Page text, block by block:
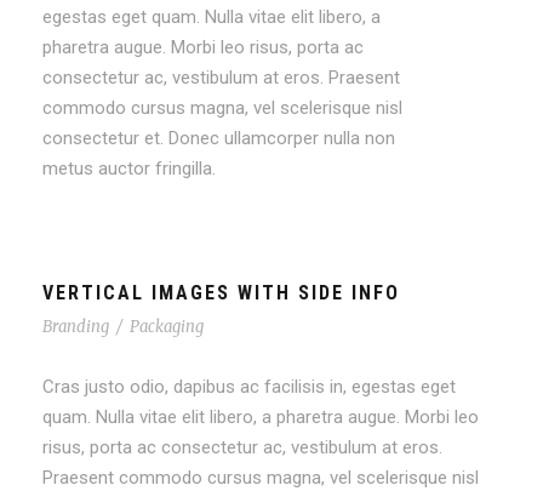
egestas eget quam. Nulla vitae elit libero, a
pharetra augue. Morbi leo risus, porta ac
consectetur ac, vestibulum at eros. Praesent
commodo cursus magna, vel scelerisque nisl
consectetur et. Donec ullamcorper nulla non
metus auctor fringilla.
VERTICAL IMAGES WITH SIDE INFO
Branding / Packaging
Cras justo odio, dapibus ac facilisis in, egestas eget
quam. Nulla vitae elit libero, a pharetra augue. Morbi leo
risus, porta ac consectetur ac, vestibulum at eros.
Praesent commodo cursus magna, vel scelerisque nisl